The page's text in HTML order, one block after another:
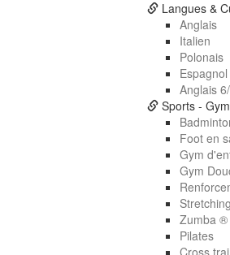
Langues &
Anglais
Italien
Polonais
Espagnol
Anglais
Sports - Gym
Foot en
Gym
Gym
Stretching
Zumba ®
Pilates
Cross